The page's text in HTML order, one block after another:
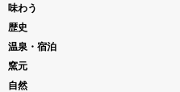
味わう
歴史
温泉・宿泊
窯元
自然